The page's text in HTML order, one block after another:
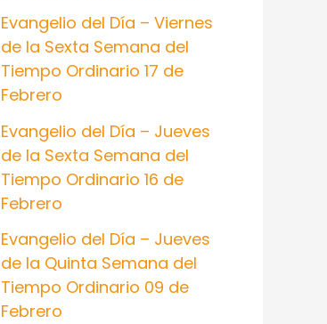
:Evangelio del Día – Viernes
de la Sexta Semana del
Tiempo Ordinario 17 de
Febrero
Evangelio del Día – Jueves
de la Sexta Semana del
Tiempo Ordinario 16 de
Febrero
Evangelio del Día – Jueves
de la Quinta Semana del
Tiempo Ordinario 09 de
Febrero